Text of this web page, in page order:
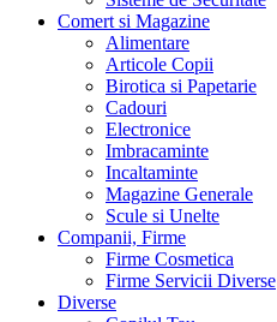
Comert si Magazine
Alimentare
Articole Copii
Birotica si Papetarie
Cadouri
Electronice
Imbracaminte
Incaltaminte
Magazine Generale
Scule si Unelte
Companii, Firme
Firme Cosmetica
Firme Servicii Diverse
Diverse